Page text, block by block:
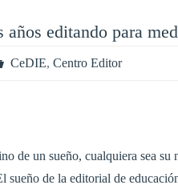
años editando para
CeDIE, Centro Editor
de un sueño, cualquiera sea su
sueño de la editorial de